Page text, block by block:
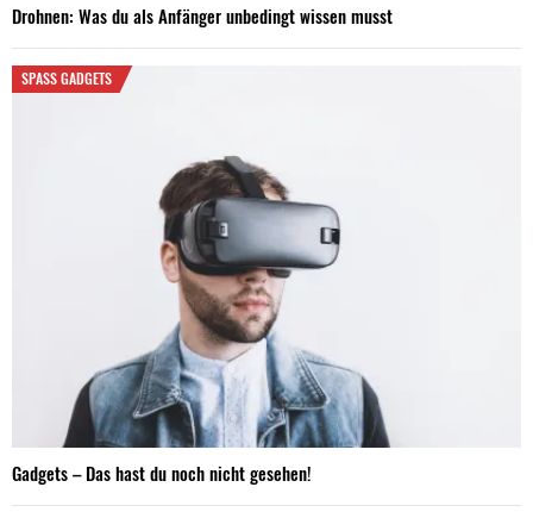
Drohnen: Was du als Anfänger unbedingt wissen musst
SPASS GADGETS
Gadgets – Das hast du noch nicht gesehen!